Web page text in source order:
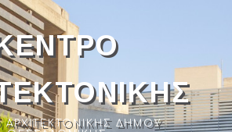
ΑΡΧΙΤΕΚΤΟΝΙΚΉΣ ΔΉΜΟΥ